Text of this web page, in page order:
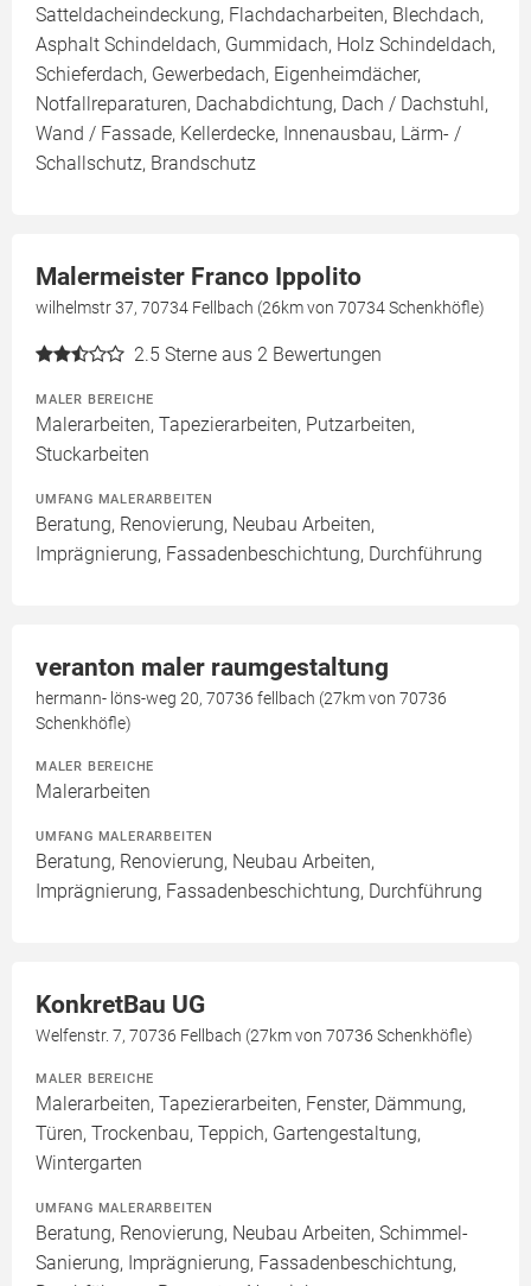
Satteldacheindeckung, Flachdacharbeiten, Blechdach,
Asphalt Schindeldach, Gummidach, Holz Schindeldach,
Schieferdach, Gewerbedach, Eigenheimdächer,
Notfallreparaturen, Dachabdichtung, Dach / Dachstuhl,
Wand / Fassade, Kellerdecke, Innenausbau, Lärm- /
Schallschutz, Brandschutz
Malermeister Franco Ippolito
wilhelmstr 37, 70734 Fellbach (26km von 70734 Schenkhöfle)
2.5 Sterne aus 2 Bewertungen
MALER BEREICHE
Malerarbeiten, Tapezierarbeiten, Putzarbeiten,
Stuckarbeiten
UMFANG MALERARBEITEN
Beratung, Renovierung, Neubau Arbeiten,
Imprägnierung, Fassadenbeschichtung, Durchführung
veranton maler raumgestaltung
hermann- löns-weg 20, 70736 fellbach (27km von 70736
Schenkhöfle)
MALER BEREICHE
Malerarbeiten
UMFANG MALERARBEITEN
Beratung, Renovierung, Neubau Arbeiten,
Imprägnierung, Fassadenbeschichtung, Durchführung
KonkretBau UG
Welfenstr. 7, 70736 Fellbach (27km von 70736 Schenkhöfle)
MALER BEREICHE
Malerarbeiten, Tapezierarbeiten, Fenster, Dämmung,
Türen, Trockenbau, Teppich, Gartengestaltung,
Wintergarten
UMFANG MALERARBEITEN
Beratung, Renovierung, Neubau Arbeiten, Schimmel-
Sanierung, Imprägnierung, Fassadenbeschichtung,